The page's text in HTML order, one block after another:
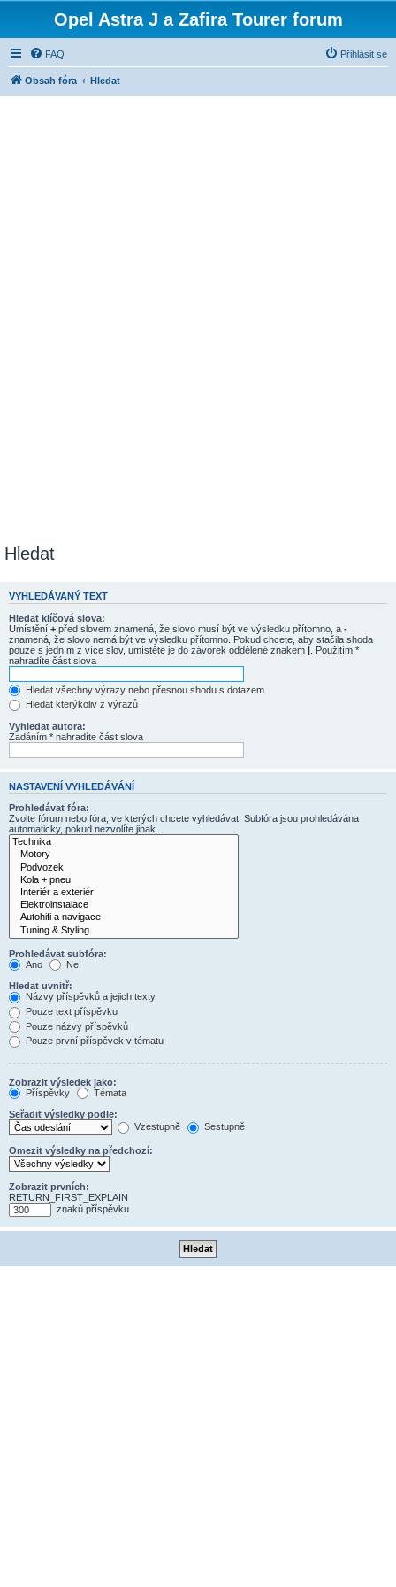
Opel Astra J a Zafira Tourer forum
FAQ Přihlásit se
Obsah fóra Hledat
Hledat
VYHLEDÁVANÝ TEXT
Hledat klíčová slova:
Umístění + před slovem znamená, že slovo musí být ve výsledku přítomno, a -
znamená, že slovo nemá být ve výsledku přítomno. Pokud chcete, aby stačila shoda
pouze s jedním z více slov, umístěte je do závorek oddělené znakem | . Použitím *
nahradíte část slova
Hledat všechny výrazy nebo přesnou shodu s dotazem
Hledat kterýkoliv z výrazů
Vyhledat autora:
Zadáním * nahradíte část slova
NASTAVENÍ VYHLEDÁVÁNÍ
Prohledávat fóra:
Zvolte fórum nebo fóra, ve kterých chcete vyhledávat. Subfóra jsou prohledávána
automaticky, pokud nezvolíte jinak.
Prohledávat subfóra:
Ano
Ne
Hledat uvnitř:
Názvy příspěvků a jejich texty
Pouze text příspěvku
Pouze názvy příspěvků
Pouze první příspěvek v tématu
Zobrazit výsledek jako:
Příspěvky
Témata
Seřadit výsledky podle:
Vzestupně
Sestupně
Omezit výsledky na předchozí:
Zobrazit prvních:
RETURN_FIRST_EXPLAIN
znaků příspěvku